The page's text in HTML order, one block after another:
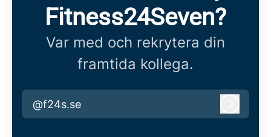
Fitness24Seven?
Var med och rekrytera din
framtida kollega.
@f24s.se